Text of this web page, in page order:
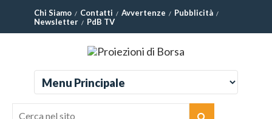
Chi Siamo Contatti Avvertenze
Pubblicità
Newsletter
PdB TV